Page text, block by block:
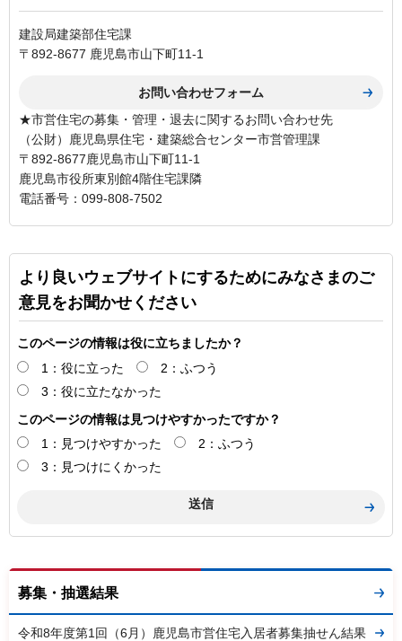
建設局建築部住宅課
〒892-8677 鹿児島市山下町11-1
★市営住宅の募集・管理・退去に関するお問い合わせ先
（公財）鹿児島県住宅・建築総合センター市営管理課
〒892-8677鹿児島市山下町11-1
鹿児島市役所東別館4階住宅課隣
電話番号：099-808-7502
より良いウェブサイトにするためにみなさまのご
意見をお聞かせください
このページの情報は役に立ちましたか？
1：役に立った
2：ふつう
3：役に立たなかった
このページの情報は見つけやすかったですか？
1：見つけやすかった
2：ふつう
3：見つけにくかった
募集・抽選結果
令和8年度第1回（6月）鹿児島市営住宅入居者募集抽せん結果